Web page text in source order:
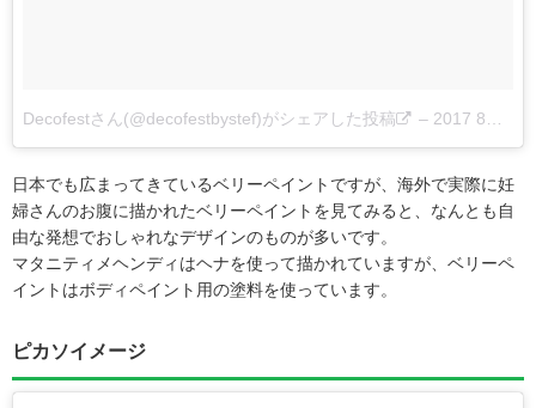
Decofestさん(@decofestbystef)がシェアした投稿 – 2017 8月 18 9:57午前 PDT
日本でも広まってきているベリーペイントですが、海外で実際に妊
婦さんのお腹に描かれたベリーペイントを見てみると、なんとも自
由な発想でおしゃれなデザインのものが多いです。
マタニティメヘンディはヘナを使って描かれていますが、ベリーペ
イントはボディペイント用の塗料を使っています。
ピカソイメージ